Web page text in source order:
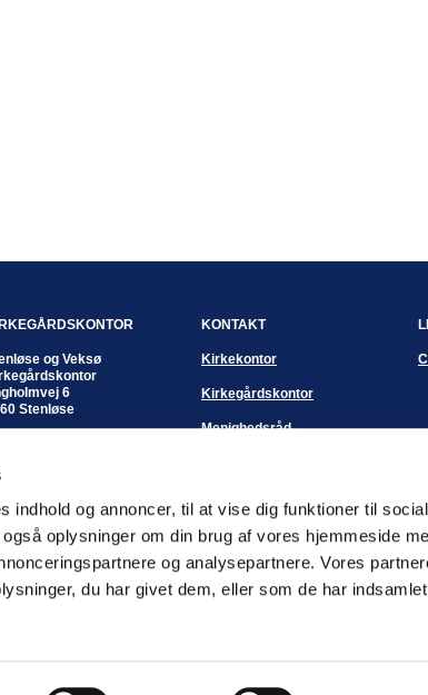
indhold og annoncer, til at vise dig funktioner til
oplysninger om din brug af vores hjemmeside
og analysepartnere. Vores
du har givet dem, eller som de har
og Veksø
6
Stenløse
- 12:00 eller
Hostrup Andreasen
3050 2362
piha@km.dk
KONTAKT
Kirkekontor
Kirkegårdskontor
Menighedsråd
Log på ChurchDesk